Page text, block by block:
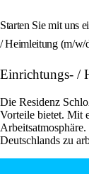
Starten Sie mit uns
/ Heimleitung (m/w/
Einrichtungs- /
Die Residenz
Vorteile bietet. Mit
Deutschlands zu